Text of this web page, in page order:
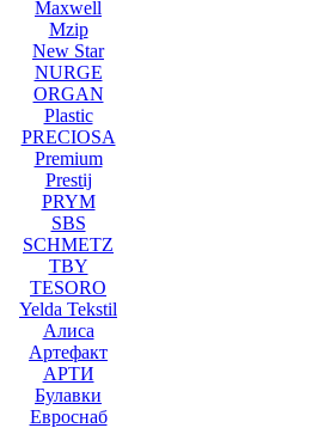
Maxwell
Mzip
New Star
NURGE
ORGAN
Plastic
PRECIOSA
Premium
Prestij
PRYM
SBS
SCHMETZ
TBY
TESORO
Yelda Tekstil
Алиса
Артефакт
АРТИ
Булавки
Евроснаб